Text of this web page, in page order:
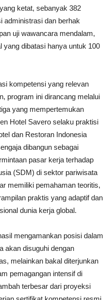
ketat, sebanyak 382
administrasi dan berhak
uji wawancara mendalam,
yang dibatasi hanya untuk 100
kompetensi yang relevan
program ini dirancang melalui
yang mempertemukan
Hotel Savero selaku praktisi
dan Restoran Indonesia
dibangun sebagai
pasar kerja terhadap
(SDM) di sektor pariwisata
memiliki pemahaman teoritis,
praktis yang adaptif dan
dunia kerja global.
mengamankan posisi dalam
akan disuguhi dengan
melainkan bakal diterjunkan
pemagangan intensif di
terbesar dari proyeksi